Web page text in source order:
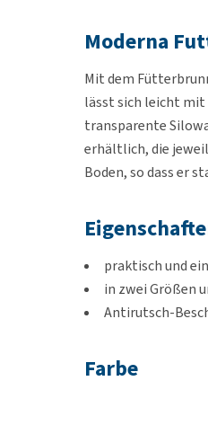
Moderna
Mit dem
lässt sich leicht mit
transparente
erhältlich, die
Boden, so dass er
praktisch und
in zwei Größen
Antirutsch-
Farbe